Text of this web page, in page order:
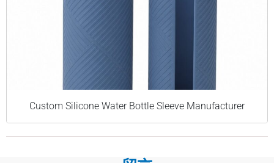
Custom Silicone Water Bottle Sleeve Manufacturer